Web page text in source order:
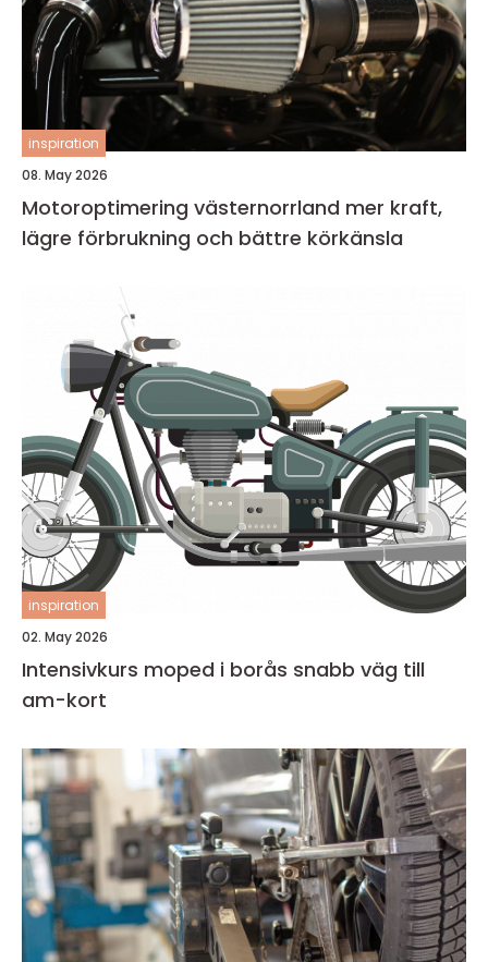
inspiration
08. May 2026
Motoroptimering västernorrland mer kraft,
lägre förbrukning och bättre körkänsla
inspiration
02. May 2026
Intensivkurs moped i borås snabb väg till
am-kort